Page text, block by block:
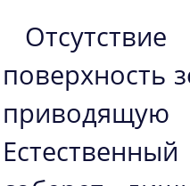
поверхность